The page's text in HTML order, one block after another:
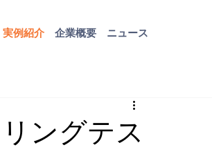
​実例紹介 企業概要 ニュース
ングテス